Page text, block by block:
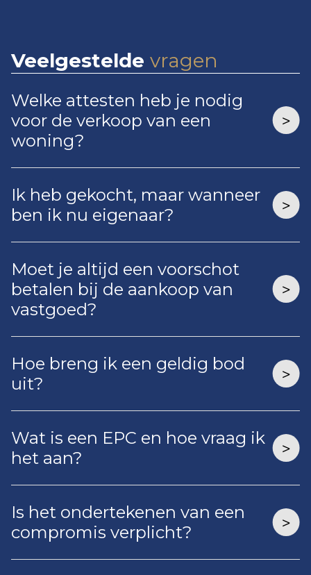
Veelgestelde vragen
Welke attesten heb je nodig
voor de verkoop van een
woning?
Ik heb gekocht, maar wanneer
ben ik nu eigenaar?
Moet je altijd een voorschot
betalen bij de aankoop van
vastgoed?
Hoe breng ik een geldig bod
uit?
Wat is een EPC en hoe vraag ik
het aan?
Is het ondertekenen van een
compromis verplicht?